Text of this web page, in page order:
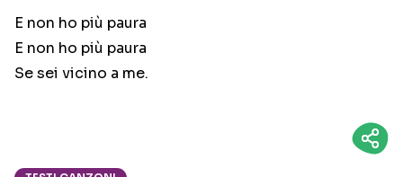
E non ho più paura
E non ho più paura
Se sei vicino a me.